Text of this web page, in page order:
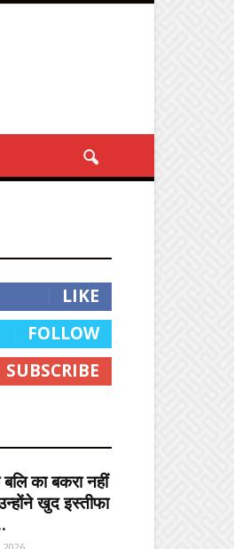
LIKE
FOLLOW
SUBSCRIBE
का बकरा नहीं
खुद इस्तीफा